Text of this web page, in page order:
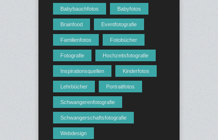
Babybauchfotos Babyfotos
Brainfood Eventfotografie
Familienfotos Fotobücher
Fotografie Hochzeitsfotografie
Inspirationsquellen Kinderfotos
Lehrbücher Portraitfotos
Schwangerenfotografie
Schwangerschaftsfotografie
Webdesign